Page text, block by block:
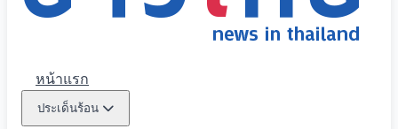
หน้าแรก
ประเด็นร้อน